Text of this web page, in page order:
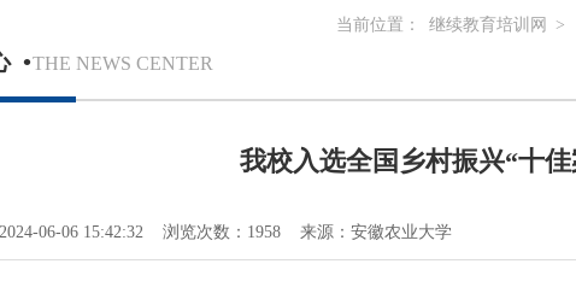
当前位置： 继续教育培训网 >
•THE NEWS CENTER
我校入选全国乡村振兴“十佳
06-06 15:42:32 浏览次数：1958 来源：安徽农业大学